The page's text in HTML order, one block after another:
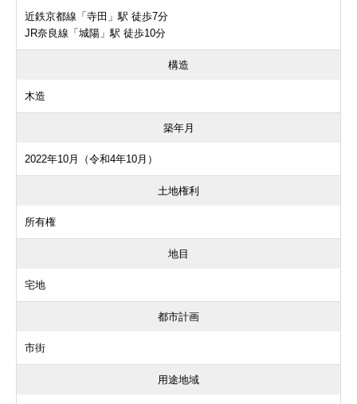
近鉄京都線「寺田」駅 徒歩7分
JR奈良線「城陽」駅 徒歩10分
構造
木造
築年月
2022年10月（令和4年10月）
土地権利
所有権
地目
宅地
都市計画
市街
用途地域